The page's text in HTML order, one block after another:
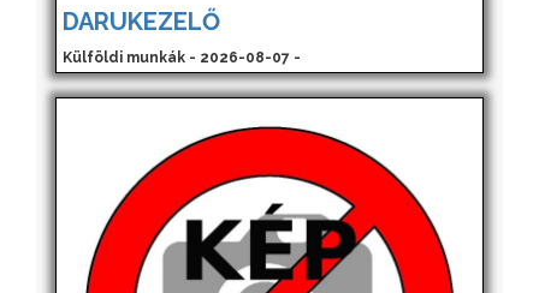
DARUKEZELŐ
Külföldi munkák - 2026-08-07 -